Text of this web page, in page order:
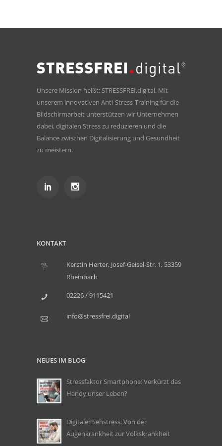
Unsere Mission heißt: STRESSFREI.digital. Mit
unserem innovativen Anti-Stress-Training für die
Bildschirmarbeit unterstützen wir Unternehmen
dabei, digitalen Stress zu reduzieren und die
Balance zwischen Digitalisierung und Gesundheit
zu meistern.
KONTAKT
Kerstin Herter, Josef-Geisel-Str. 1, 53359
Rheinbach
02226 / 9115421
info@stressfrei.digital
NEUES IM BLOG
Stressfaktor Smartphone: Verkürzt das
Handy unser Leben?
Digitaler Sehstress: Von der
Augenkrankheit zur Volkskrankheit